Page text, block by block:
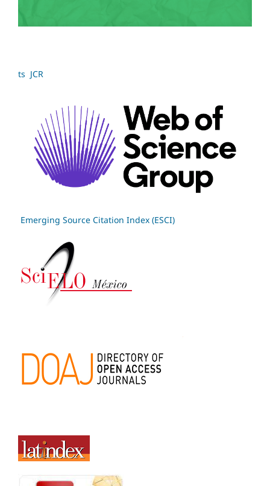
ts JCR
Emerging Source Citation Index (ESCI)